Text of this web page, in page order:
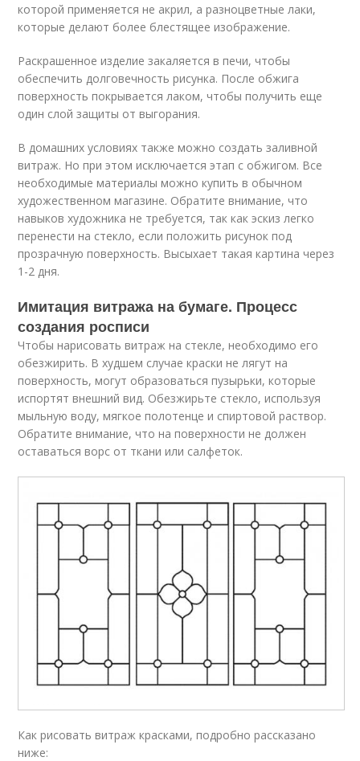
которой применяется не акрил, а разноцветные лаки,
которые делают более блестящее изображение.
Раскрашенное изделие закаляется в печи, чтобы
обеспечить долговечность рисунка. После обжига
поверхность покрывается лаком, чтобы получить еще
один слой защиты от выгорания.
В домашних условиях также можно создать заливной
витраж. Но при этом исключается этап с обжигом. Все
необходимые материалы можно купить в обычном
художественном магазине. Обратите внимание, что
навыков художника не требуется, так как эскиз легко
перенести на стекло, если положить рисунок под
прозрачную поверхность. Высыхает такая картина через
1-2 дня.
Имитация витража на бумаге. Процесс
создания росписи
Чтобы нарисовать витраж на стекле, необходимо его
обезжирить. В худшем случае краски не лягут на
поверхность, могут образоваться пузырьки, которые
испортят внешний вид. Обезжирьте стекло, используя
мыльную воду, мягкое полотенце и спиртовой раствор.
Обратите внимание, что на поверхности не должен
оставаться ворс от ткани или салфеток.
Как рисовать витраж красками, подробно рассказано
ниже: